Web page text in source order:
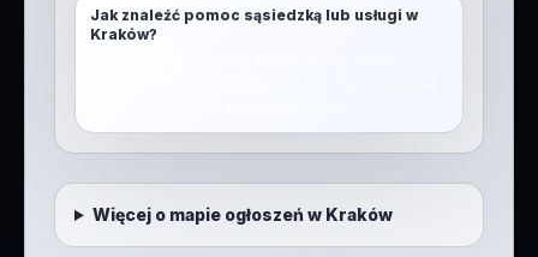
Jak znaleźć pomoc sąsiedzką lub usługi w
Kraków?
Więcej o mapie ogłoszeń w Kraków